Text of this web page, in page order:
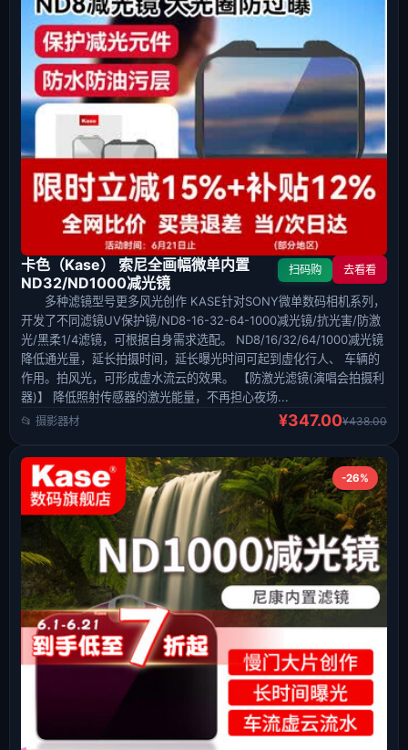
卡色（Kase） 索尼全画幅微单内置
ND32/ND1000减光镜
扫码购 去看看
多种滤镜型号更多风光创作 KASE针对SONY微单数码相机系列，
开发了不同滤镜UV保护镜/ND8-16-32-64-1000减光镜/抗光害/防激
光/黑柔1/4滤镜，可根据自身需求选配。 ND8/16/32/64/1000减光镜
降低通光量，延长拍摄时间，延长曝光时间可起到虚化行人、 车辆的
作用。拍风光，可形成虚水流云的效果。 【防激光滤镜(演唱会拍摄利
器)】 降低照射传感器的激光能量，不再担心夜场...
📂 摄影器材 ¥347.00¥438.00
-26%